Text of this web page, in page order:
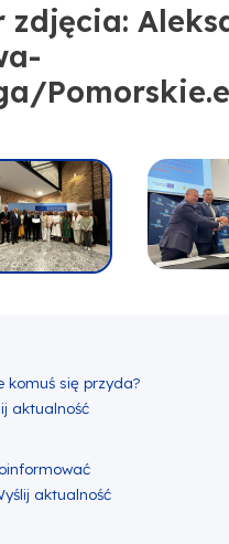
zdjęcia:
zawartość na
zawartość na